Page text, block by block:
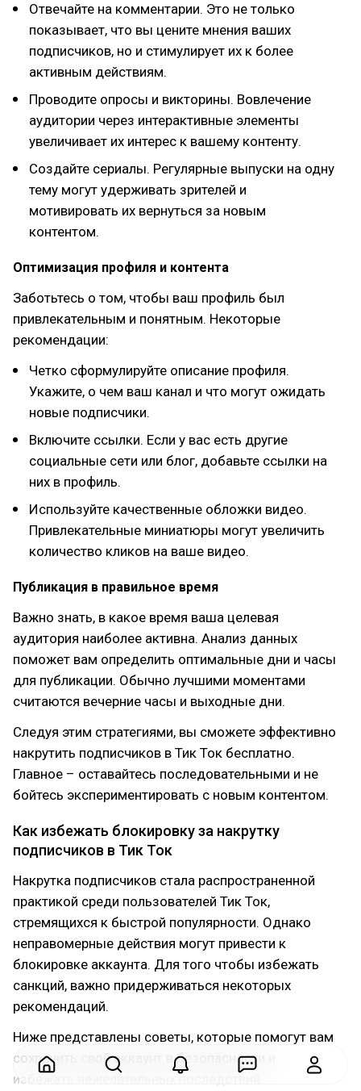
Отвечайте на комментарии. Это не только
показывает, что вы цените мнения ваших
подписчиков, но и стимулирует их к более
активным действиям.
Проводите опросы и викторины. Вовлечение
аудитории через интерактивные элементы
увеличивает их интерес к вашему контенту.
Создайте сериалы. Регулярные выпуски на одну
тему могут удерживать зрителей и
мотивировать их вернуться за новым
контентом.
Оптимизация профиля и контента
Заботьтесь о том, чтобы ваш профиль был
привлекательным и понятным. Некоторые
рекомендации:
Четко сформулируйте описание профиля.
Укажите, о чем ваш канал и что могут ожидать
новые подписчики.
Включите ссылки. Если у вас есть другие
социальные сети или блог, добавьте ссылки на
них в профиль.
Используйте качественные обложки видео.
Привлекательные миниатюры могут увеличить
количество кликов на ваше видео.
Публикация в правильное время
Важно знать, в какое время ваша целевая
аудитория наиболее активна. Анализ данных
поможет вам определить оптимальные дни и часы
для публикации. Обычно лучшими моментами
считаются вечерние часы и выходные дни.
Следуя этим стратегиями, вы сможете эффективно
накрутить подписчиков в Тик Ток бесплатно.
Главное – оставайтесь последовательными и не
бойтесь экспериментировать с новым контентом.
Как избежать блокировку за накрутку
подписчиков в Тик Ток
Накрутка подписчиков стала распространенной
практикой среди пользователей Тик Ток,
стремящихся к быстрой популярности. Однако
неправомерные действия могут привести к
блокировке аккаунта. Для того чтобы избежать
санкций, важно придерживаться некоторых
рекомендаций.
Ниже представлены советы, которые помогут вам
сохранить свой аккаунт в безопасности и
избежать нежелательных последствий.